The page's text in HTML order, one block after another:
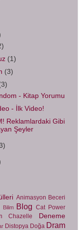
(1)
(3)
- Kitap Yorumu
- İlk Video!
Reklamlardaki Gibi
Şeyler
Animasyon Beceri
Bilim Blog Cat Power
Chazelle Deneme
Distopya Doğa Dram